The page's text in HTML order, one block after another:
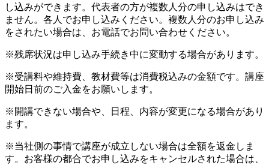
し込みができます。代表者の方が複数人分の申し込みはでき
ません。各人でお申し込みください。複数人分のお申し込み
をされたい場合は、お電話でお問い合わせください。
※残席状況は申し込み手続き中に変動する場合があります。
※受講料や維持費、教材費等は消費税込みの金額です。講座
開始日前のご入金をお願いします。
※開講できない場合や、日程、内容が変更になる場合があり
ます。
※当社側の事情で講座が成立しない場合は全額を返金しま
す。お客様の都合でお申し込みをキャンセルされた場合は、